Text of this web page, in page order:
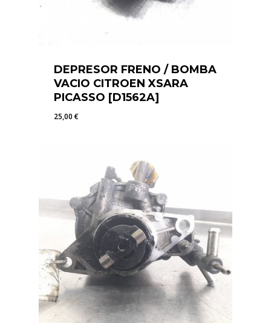
DEPRESOR FRENO / BOMBA
VACIO CITROEN XSARA
PICASSO [D1562A]
25,00€